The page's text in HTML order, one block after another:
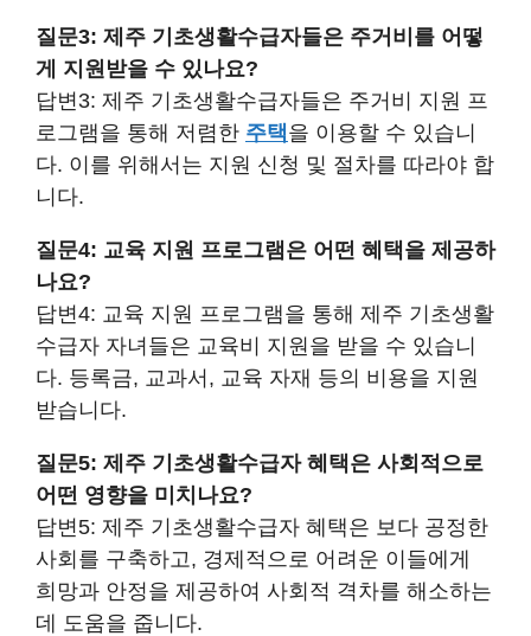
질문3: 제주 기초생활수급자들은 주거비를 어떻
게 지원받을 수 있나요?
답변3: 제주 기초생활수급자들은 주거비 지원 프
로그램을 통해 저렴한 주택을 이용할 수 있습니
다. 이를 위해서는 지원 신청 및 절차를 따라야 합
니다.
질문4: 교육 지원 프로그램은 어떤 혜택을 제공하
나요?
답변4: 교육 지원 프로그램을 통해 제주 기초생활
수급자 자녀들은 교육비 지원을 받을 수 있습니
다. 등록금, 교과서, 교육 자재 등의 비용을 지원
받습니다.
질문5: 제주 기초생활수급자 혜택은 사회적으로
어떤 영향을 미치나요?
답변5: 제주 기초생활수급자 혜택은 보다 공정한
사회를 구축하고, 경제적으로 어려운 이들에게
희망과 안정을 제공하여 사회적 격차를 해소하는
데 도움을 줍니다.